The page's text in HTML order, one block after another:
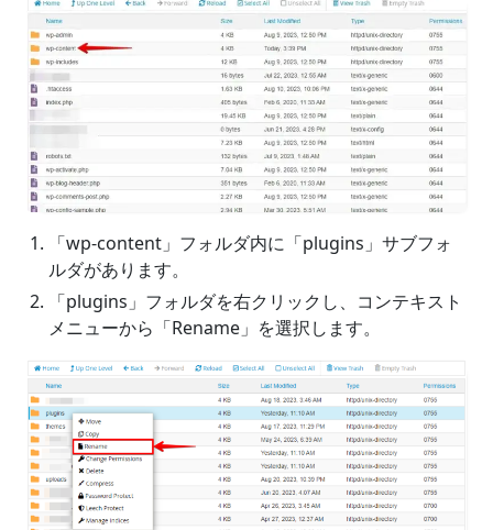
「wp-content」フォルダ内に「plugins」サブフォ
ルダがあります。
「plugins」フォルダを右クリックし、コンテキスト
メニューから「Rename」を選択します。